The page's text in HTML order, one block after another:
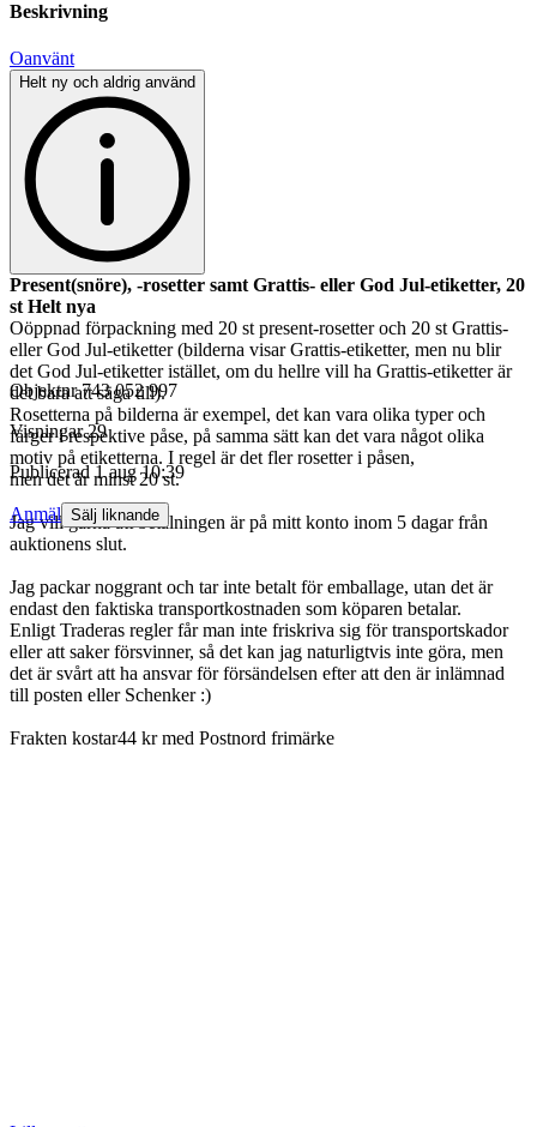
Beskrivning
Oanvänt
Helt ny och aldrig använd
Present(snöre), -rosetter samt Grattis- eller God Jul-etiketter, 20
st Helt nya
Oöppnad förpackning med 20 st present-rosetter och 20 st Grattis-
eller God Jul-etiketter (bilderna visar Grattis-etiketter, men nu blir
det God Jul-etiketter istället, om du hellre vill ha Grattis-etiketter är
det bara att säga till).
Rosetterna på bilderna är exempel, det kan vara olika typer och
färger i respektive påse, på samma sätt kan det vara något olika
motiv på etiketterna. I regel är det fler rosetter i påsen,
men det är minst 20 st.
Jag vill gärna att betalningen är på mitt konto inom 5 dagar från
auktionens slut.
Jag packar noggrant och tar inte betalt för emballage, utan det är
endast den faktiska transportkostnaden som köparen betalar.
Enligt Traderas regler får man inte friskriva sig för transportskador
eller att saker försvinner, så det kan jag naturligtvis inte göra, men
det är svårt att ha ansvar för försändelsen efter att den är inlämnad
till posten eller Schenker :)
Frakten kostar44 kr med Postnord frimärke
Objektnr 743 052 997
Visningar 29
Publicerad 1 aug 10:39
Anmäl Sälj liknande